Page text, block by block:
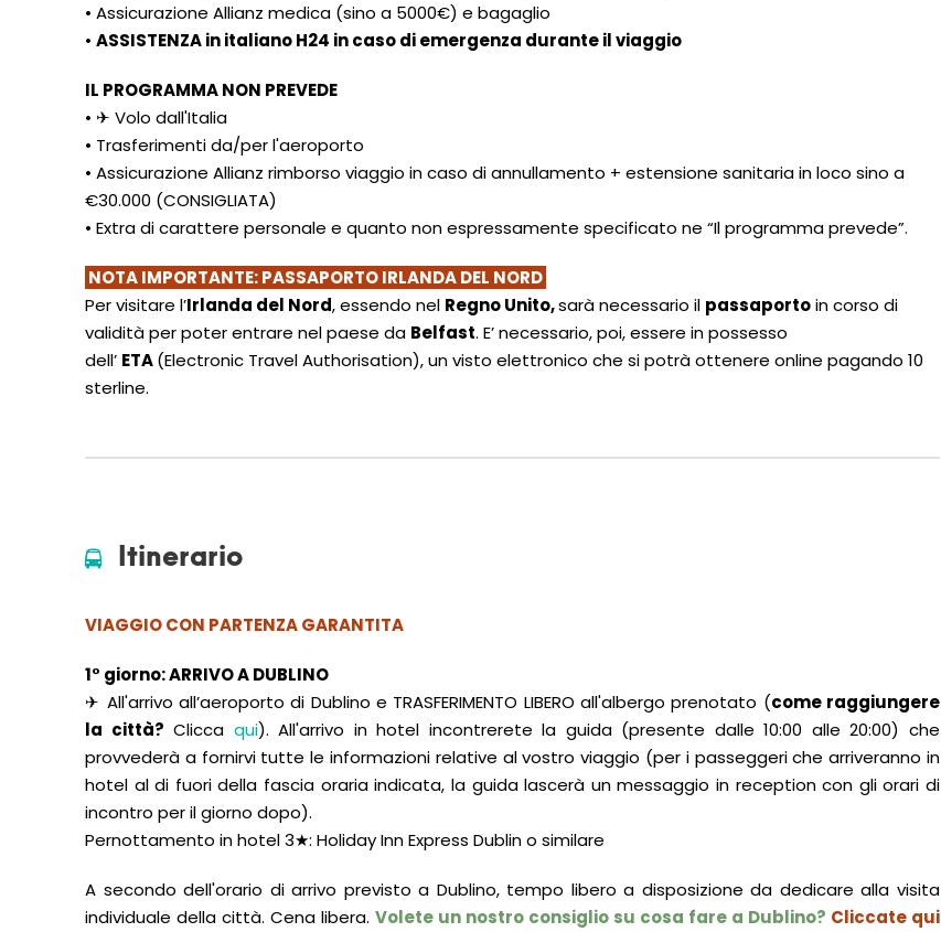
• Assicurazione Allianz medica (sino a 5000€) e bagaglio
• ASSISTENZA in italiano H24 in caso di emergenza durante il viaggio
IL PROGRAMMA NON PREVEDE
• ✈ Volo dall'Italia
• Trasferimenti da/per l'aeroporto
• Assicurazione Allianz rimborso viaggio in caso di annullamento + estensione sanitaria in loco sino a
€30.000 (CONSIGLIATA)
• Extra di carattere personale e quanto non espressamente specificato ne “Il programma prevede”.
NOTA IMPORTANTE: PASSAPORTO IRLANDA DEL NORD
Per visitare l’Irlanda del Nord, essendo nel Regno Unito,sarà necessario il passaportoin corso di
validità per poter entrare nel paese da Belfast. E’ necessario, poi, essere in possesso
dell’ ETA(Electronic Travel Authorisation), un visto elettronico che si potrà ottenere online pagando 10
sterline.
Itinerario
VIAGGIO CON PARTENZA GARANTITA
1° giorno:ARRIVO ADUBLINO
✈ All'arrivo all’aeroporto di Dublino e TRASFERIMENTO LIBERO all'albergo prenotato (come raggiungere
la città? Clicca qui). All'arrivo in hotel incontrerete la guida (presente dalle 10:00 alle 20:00) che
provvederà a fornirvi tutte le informazioni relative al vostro viaggio (per i passeggeri che arriveranno in
hotel al di fuori della fascia oraria indicata, la guida lascerà un messaggio in reception con gli orari di
incontro per il giorno dopo).
Pernottamento in hotel 3★: Holiday Inn Express Dublin o similare
A secondo dell'orario di arrivo previsto a Dublino, tempo libero a disposizione da dedicare alla visita
individuale della città. Cena libera. Volete un nostro consiglio su cosa fare a Dublino? Cliccate qui